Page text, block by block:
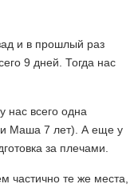
и в прошлый раз
9 дней. Тогда нас
всего одна
и Маша 7 лет). А еще у
за плечами.
частично те же места,